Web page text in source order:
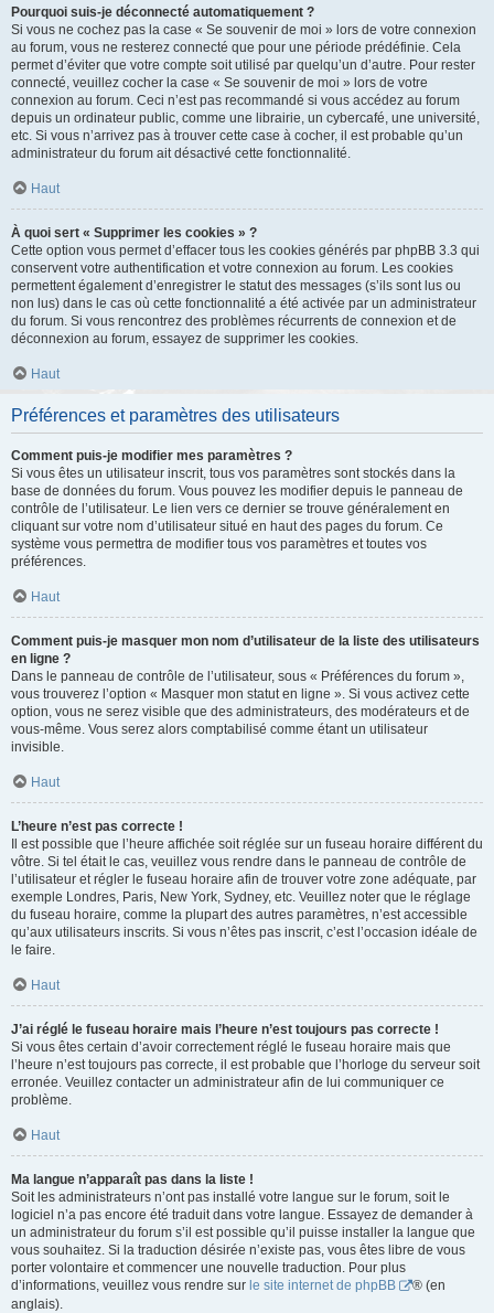
Pourquoi suis-je déconnecté automatiquement ?
Si vous ne cochez pas la case « Se souvenir de moi » lors de votre connexion
au forum, vous ne resterez connecté que pour une période prédéfinie. Cela
permet d’éviter que votre compte soit utilisé par quelqu’un d’autre. Pour rester
connecté, veuillez cocher la case « Se souvenir de moi » lors de votre
connexion au forum. Ceci n’est pas recommandé si vous accédez au forum
depuis un ordinateur public, comme une librairie, un cybercafé, une université,
etc. Si vous n’arrivez pas à trouver cette case à cocher, il est probable qu’un
administrateur du forum ait désactivé cette fonctionnalité.
Haut
À quoi sert « Supprimer les cookies » ?
Cette option vous permet d’effacer tous les cookies générés par phpBB 3.3 qui
conservent votre authentification et votre connexion au forum. Les cookies
permettent également d’enregistrer le statut des messages (s’ils sont lus ou
non lus) dans le cas où cette fonctionnalité a été activée par un administrateur
du forum. Si vous rencontrez des problèmes récurrents de connexion et de
déconnexion au forum, essayez de supprimer les cookies.
Haut
Préférences et paramètres des utilisateurs
Comment puis-je modifier mes paramètres ?
Si vous êtes un utilisateur inscrit, tous vos paramètres sont stockés dans la
base de données du forum. Vous pouvez les modifier depuis le panneau de
contrôle de l’utilisateur. Le lien vers ce dernier se trouve généralement en
cliquant sur votre nom d’utilisateur situé en haut des pages du forum. Ce
système vous permettra de modifier tous vos paramètres et toutes vos
préférences.
Haut
Comment puis-je masquer mon nom d’utilisateur de la liste des utilisateurs
en ligne ?
Dans le panneau de contrôle de l’utilisateur, sous « Préférences du forum »,
vous trouverez l’option « Masquer mon statut en ligne ». Si vous activez cette
option, vous ne serez visible que des administrateurs, des modérateurs et de
vous-même. Vous serez alors comptabilisé comme étant un utilisateur
invisible.
Haut
L’heure n’est pas correcte !
Il est possible que l’heure affichée soit réglée sur un fuseau horaire différent du
vôtre. Si tel était le cas, veuillez vous rendre dans le panneau de contrôle de
l’utilisateur et régler le fuseau horaire afin de trouver votre zone adéquate, par
exemple Londres, Paris, New York, Sydney, etc. Veuillez noter que le réglage
du fuseau horaire, comme la plupart des autres paramètres, n’est accessible
qu’aux utilisateurs inscrits. Si vous n’êtes pas inscrit, c’est l’occasion idéale de
le faire.
Haut
J’ai réglé le fuseau horaire mais l’heure n’est toujours pas correcte !
Si vous êtes certain d’avoir correctement réglé le fuseau horaire mais que
l’heure n’est toujours pas correcte, il est probable que l’horloge du serveur soit
erronée. Veuillez contacter un administrateur afin de lui communiquer ce
problème.
Haut
Ma langue n’apparaît pas dans la liste !
Soit les administrateurs n’ont pas installé votre langue sur le forum, soit le
logiciel n’a pas encore été traduit dans votre langue. Essayez de demander à
un administrateur du forum s’il est possible qu’il puisse installer la langue que
vous souhaitez. Si la traduction désirée n’existe pas, vous êtes libre de vous
porter volontaire et commencer une nouvelle traduction. Pour plus
d’informations, veuillez vous rendre sur le site internet de phpBB
® (en
anglais).